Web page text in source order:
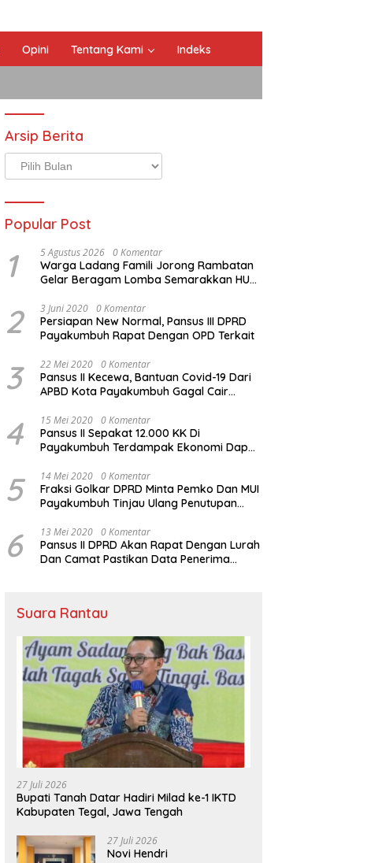
Opini Tentang Kami Indeks
Arsip Berita
Arsip
Berita
Popular Post
1 5 Agustus 2026 0 Komentar
Warga Ladang Famili Jorong Rambatan
Gelar Beragam Lomba Semarakkan HUT
2 3 Juni 2020 0 Komentar
Persiapan New Normal, Pansus III DPRD
Payakumbuh Rapat Dengan OPD Terkait
3 22 Mei 2020 0 Komentar
Pansus II Kecewa, Bantuan Covid-19 Dari
APBD Kota Payakumbuh Gagal Cair
4 15 Mei 2020 0 Komentar
Pansus II Sepakat 12.000 KK Di
Payakumbuh Terdampak Ekonomi Dapat
5 14 Mei 2020 0 Komentar
Fraksi Golkar DPRD Minta Pemko Dan MUI
Payakumbuh Tinjau Ulang Penutupan
6 13 Mei 2020 0 Komentar
Pansus II DPRD Akan Rapat Dengan Lurah
Dan Camat Pastikan Data Penerima
Suara Rantau
27 Juli 2026
Bupati Tanah Datar Hadiri Milad ke-1 IKTD
Kabupaten Tegal, Jawa Tengah
27 Juli 2026
Novi Hendri